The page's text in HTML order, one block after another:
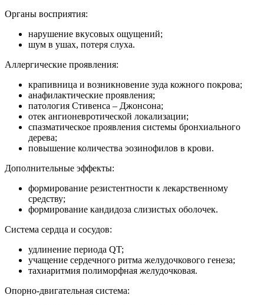
Органы восприятия:
нарушение вкусовых ощущений;
шум в ушах, потеря слуха.
Аллергические проявления:
крапивница и возникновение зуда кожного покрова;
анафилактические проявления;
патология Стивенса – Джонсона;
отек ангионевротической локализации;
спазматическое проявления системы бронхиального
дерева;
повышение количества эозинофилов в крови.
Дополнительные эффекты:
формирование резистентности к лекарственному
средству;
формирование кандидоза слизистых оболочек.
Система сердца и сосудов:
удлинение периода QT;
учащение сердечного ритма желудочкового генеза;
тахиаритмия полиморфная желудочковая.
Опорно-двигательная система: